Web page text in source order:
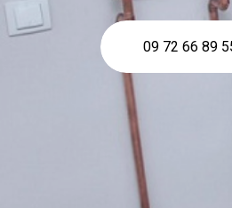
09 72 66 89